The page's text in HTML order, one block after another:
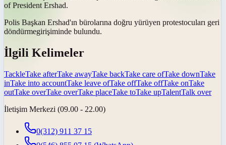
of President Ershad.
Polis Başkan Ershad'ın bürolarına doğru yürüyen protestocuları geri
döndürmegirişiminde bulundu.
İlgili Kelimeler
TackleTake afterTake awayTake backTake care ofTake downTake
inTake into accountTake leave ofTake offTake offTake onTake
outTake overTake overTake placeTake toTake upTalentTalk over
İletişim Merkezi (09.00 - 22.00)
0(312) 911 37 15